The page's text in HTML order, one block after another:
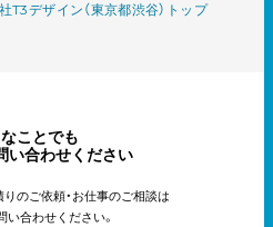
T3デザイン（東京都渋谷）トップ
ことでも
い合わせください
のご依頼・お仕事のご相談は
い合わせください。